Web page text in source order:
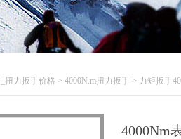
扭力扳手价格 > 4000N.m扭力扳手 > 力矩扳手
4000Nm